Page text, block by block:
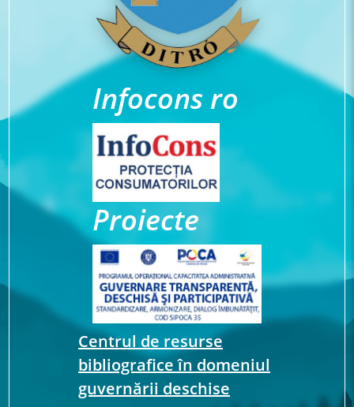
Infocons ro
Proiecte
Centrul de resurse
bibliografice în domeniul
guvernării deschise